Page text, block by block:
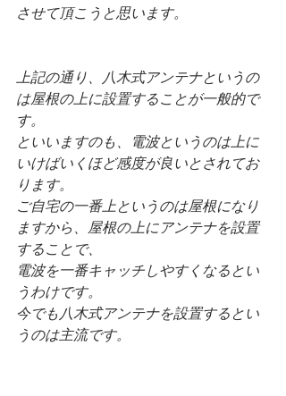
させて頂こうと思います。
上記の通り、八木式アンテナというの
は屋根の上に設置することが一般的で
す。
といいますのも、電波というのは上に
いけばいくほど感度が良いとされてお
ります。
ご自宅の一番上というのは屋根になり
ますから、屋根の上にアンテナを設置
することで、
電波を一番キャッチしやすくなるとい
うわけです。
今でも八木式アンテナを設置するとい
うのは主流です。